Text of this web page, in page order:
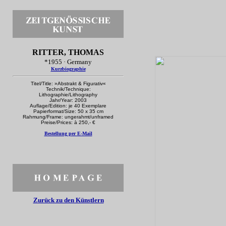
RITTER, THOMAS
*1955 · Germany
Kurzbiographie
Titel/Title: »Abstrakt & Figurativ«
Technik/Technique:
Lithographie/Lithography
Jahr/Year: 2003
Auflage/Edition: je 40 Exemplare
Papierformat/Size: 50 x 35 cm
Rahmung/Frame: ungerahmt/unframed
Preise/Prices: à 250,- €
Bestellung per E-Mail
Zurück zu den Künstlern